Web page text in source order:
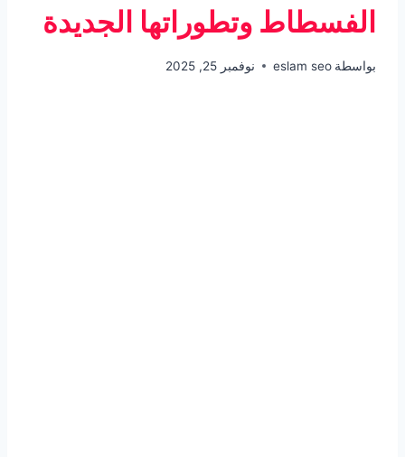
الفسطاط وتطوراتها الجديدة
بواسطة eslam seo نوفمبر 25, 2025